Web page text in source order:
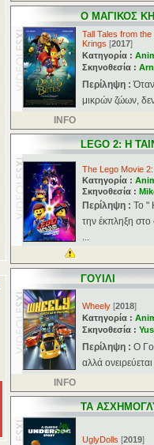
Ο ΜΑΓΙΚΟΣ
Tall Tales from
Krings [2017]
Κατηγορία :
Σκηνοθεσία :
Περίληψη :
μικρών ζώων,
INFO
LEGO 2: Η
The Lego Movie
Κατηγορία :
Σκηνοθεσία :
Περίληψη : To "
την έκπληξη
...
ΓΟΥΙΛΙ
Wheely [2018]
Κατηγορία :
Σκηνοθεσία :
Περίληψη : O
αλλά
INFO
ΤΑ
UglyDolls [2019]